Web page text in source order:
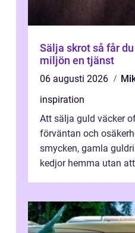
Sälja skrot så får du bäst betalt och gör
miljön en tjänst
06 augusti 2026
inspiration
Att sälja guld väcker
förväntan och
smycken, gamla
kedjor hemma utan